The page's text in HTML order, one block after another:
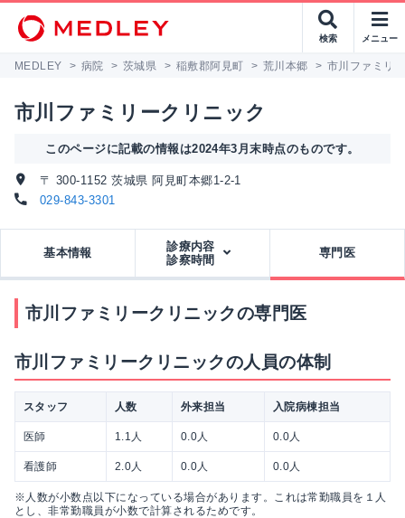
検索 メニュー
MEDLEY > 病院 > 茨城県 > 稲敷郡阿見町 > 荒川本郷 > 市川ファミリ
市川ファミリークリニック
このページに記載の情報は2024年3月末時点のものです。
〒 300-1152 茨城県 阿見町本郷1-2-1
029-843-3301
基本情報
診療内容
診察時間
専門医
市川ファミリークリニックの専門医
市川ファミリークリニックの人員の体制
スタッフ 人数 外来担当 入院病棟担当
医師 1.1人 0.0人 0.0人
看護師 2.0人 0.0人 0.0人
※人数が小数点以下になっている場合があります。これは常勤職員を１人
とし、非常勤職員が小数で計算されるためです。